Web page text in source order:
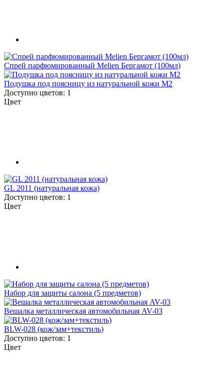
Спрей парфюмированный Melien Бергамот (100мл)
Подушка под поясницу из натуральной кожи M2
Доступно цветов: 1
Цвет
GL 2011 (натуральная кожа)
Доступно цветов: 1
Цвет
Набор для защиты салона (5 предметов)
Вешалка металлическая автомобильная AV-03
BLW-028 (кож/зам+текстиль)
Доступно цветов: 1
Цвет